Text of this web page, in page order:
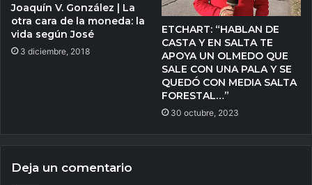
Joaquín V. González | La
otra cara de la moneda: la
vida según José
3 diciembre, 2018
ETCHART: “HABLAN DE
CASTA Y EN SALTA TE
APOYA UN OLMEDO QUE
SALE CON UNA PALA Y SE
QUEDÓ CON MEDIA SALTA
FORESTAL…”
30 octubre, 2023
Deja un comentario